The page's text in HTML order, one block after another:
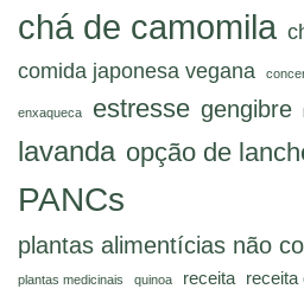
chá de camomila
comida japonesa vegana
enxaqueca estresse gengibre
lavanda opção de
PANCs
plantas alimentícias não
plantas medicinais quinoa receita receita